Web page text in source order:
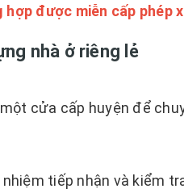
được miễn cấp phép
nhà ở riêng lẻ
cửa cấp huyện để
tiếp nhận và kiểm